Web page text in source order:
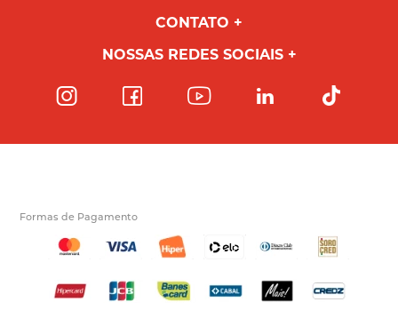
CONTATO
NOSSAS REDES SOCIAIS
Formas de Pagamento